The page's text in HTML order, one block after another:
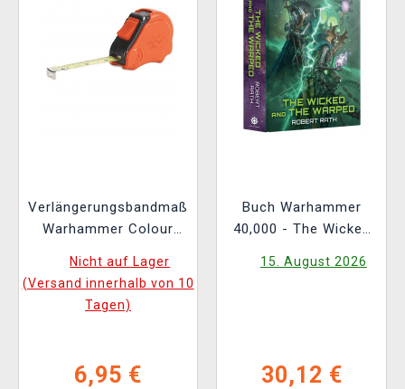
Verlängerungsbandmaß
Warhammer Colour
Nicht auf Lager
(Versand innerhalb von 10
Tagen)
6,95 €
Buch Warhammer
40,000 - The Wicked
15. August 2026
30,12 €